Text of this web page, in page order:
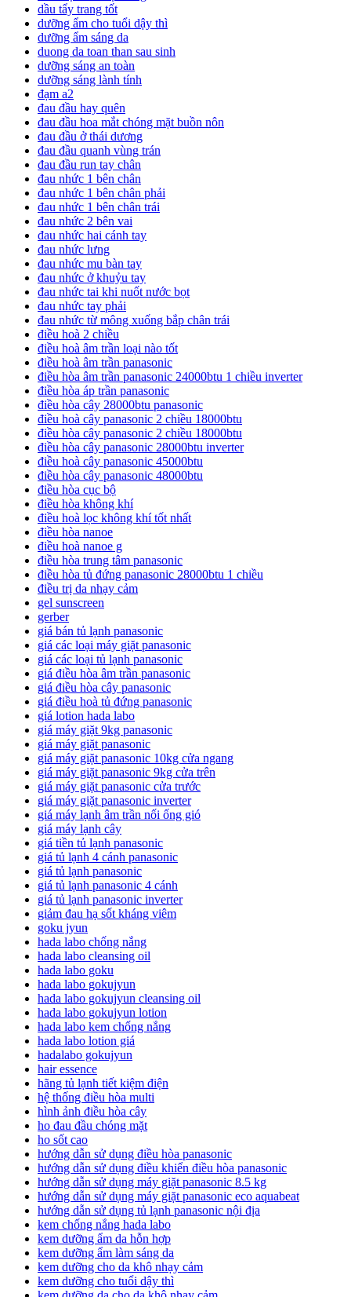
dầu tẩy trang tốt
dưỡng ẩm cho tuổi dậy thì
dưỡng ẩm sáng da
duong da toan than sau sinh
dưỡng sáng an toàn
dưỡng sáng lành tính
đạm a2
đau đầu hay quên
đau đầu hoa mắt chóng mặt buồn nôn
đau đầu ở thái dương
đau đầu quanh vùng trán
đau đầu run tay chân
đau nhức 1 bên chân
đau nhức 1 bên chân phải
đau nhức 1 bên chân trái
đau nhức 2 bên vai
đau nhức hai cánh tay
đau nhức lưng
đau nhức mu bàn tay
đau nhức ở khuỷu tay
đau nhức tai khi nuốt nước bọt
đau nhức tay phải
đau nhức từ mông xuống bắp chân trái
điều hoà 2 chiều
điều hoà âm trần loại nào tốt
điều hoà âm trần panasonic
điều hòa âm trần panasonic 24000btu 1 chiều inverter
điều hòa áp trần panasonic
điều hòa cây 28000btu panasonic
điều hoà cây panasonic 2 chiều 18000btu
điều hòa cây panasonic 2 chiều 18000btu
điều hòa cây panasonic 28000btu inverter
điều hoà cây panasonic 45000btu
điều hòa cây panasonic 48000btu
điều hòa cục bộ
điều hòa không khí
điều hoà lọc không khí tốt nhất
điều hòa nanoe
điều hoà nanoe g
điều hòa trung tâm panasonic
điều hòa tủ đứng panasonic 28000btu 1 chiều
điều trị da nhạy cảm
gel sunscreen
gerber
giá bán tủ lạnh panasonic
giá các loại máy giặt panasonic
giá các loại tủ lạnh panasonic
giá điều hòa âm trần panasonic
giá điều hòa cây panasonic
giá điều hoà tủ đứng panasonic
giá lotion hada labo
giá máy giặt 9kg panasonic
giá máy giặt panasonic
giá máy giặt panasonic 10kg cửa ngang
giá máy giặt panasonic 9kg cửa trên
giá máy giặt panasonic cửa trước
giá máy giặt panasonic inverter
giá máy lạnh âm trần nối ống gió
giá máy lạnh cây
giá tiền tủ lạnh panasonic
giá tủ lạnh 4 cánh panasonic
giá tủ lạnh panasonic
giá tủ lạnh panasonic 4 cánh
giá tủ lạnh panasonic inverter
giảm đau hạ sốt kháng viêm
goku jyun
hada labo chống nắng
hada labo cleansing oil
hada labo goku
hada labo gokujyun
hada labo gokujyun cleansing oil
hada labo gokujyun lotion
hada labo kem chống nắng
hada labo lotion giá
hadalabo gokujyun
hair essence
hãng tủ lạnh tiết kiệm điện
hệ thống điều hòa multi
hình ảnh điều hòa cây
ho đau đầu chóng mặt
ho sốt cao
hướng dẫn sử dụng điều hòa panasonic
hướng dẫn sử dụng điều khiển điều hòa panasonic
hướng dẫn sử dụng máy giặt panasonic 8.5 kg
hướng dẫn sử dụng máy giặt panasonic eco aquabeat
hướng dẫn sử dụng tủ lạnh panasonic nội địa
kem chống nắng hada labo
kem dưỡng ẩm da hỗn hợp
kem dưỡng ẩm làm sáng da
kem dưỡng cho da khô nhạy cảm
kem dưỡng cho tuổi dậy thì